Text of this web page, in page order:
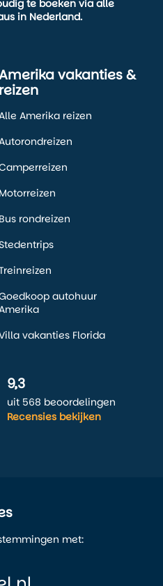
te boeken via alle
in Nederland.
vakanties &
reizen
Amerika reizen
Motorreizen
Bus rondreizen
Stedentrips
autohuur
vakanties Florida
9,3
uit 568 beoordelingen
Recensies bekijken
met: